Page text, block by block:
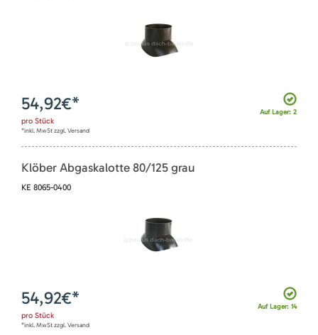
Auf Lager: 2
54,92€*
pro Stück
*inkl. MwSt zzgl. Versand
Klöber Abgaskalotte 80/125 grau
KE 8065-0400
Auf Lager: 14
54,92€*
pro Stück
*inkl. MwSt zzgl. Versand